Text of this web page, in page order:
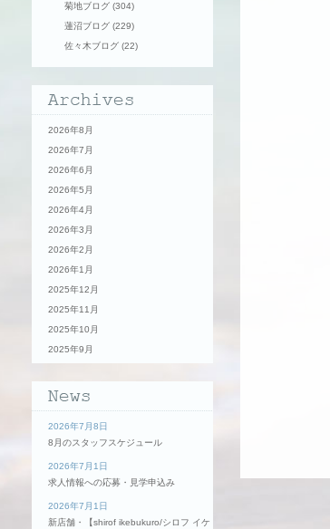
菊地ブログ (304)
蓮沼ブログ (229)
佐々木ブログ (22)
2026年8月
2026年7月
2026年6月
2026年5月
2026年4月
2026年3月
2026年2月
2026年1月
2025年12月
2025年11月
2025年10月
2025年9月
2026年7月8日
8月のスタッフスケジュール
2026年7月1日
求人情報への応募・見学申込み
2026年7月1日
新店舗・【shirof ikebukuro/シロフ イケ